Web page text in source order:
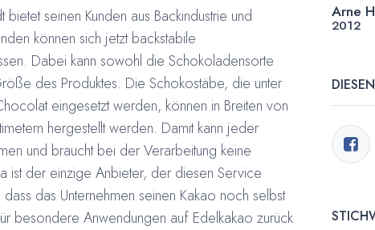
seinen Kunden aus Backindustrie und
können sich jetzt backstabile
Dabei kann sowohl die Schokoladensorte
des Produktes. Die Schokostäbe, die unter
eingesetzt werden, können in Breiten von
hergestellt werden. Damit kann jeder
und braucht bei der Verarbeitung keine
ist der einzige Anbieter, der diesen Service
das Unternehmen seinen Kakao noch selbst
besondere Anwendungen auf Edelkakao zurück
Arne
2012